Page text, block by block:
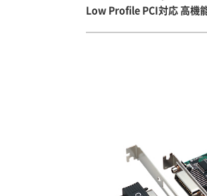
Low Profile PCI対応 高機